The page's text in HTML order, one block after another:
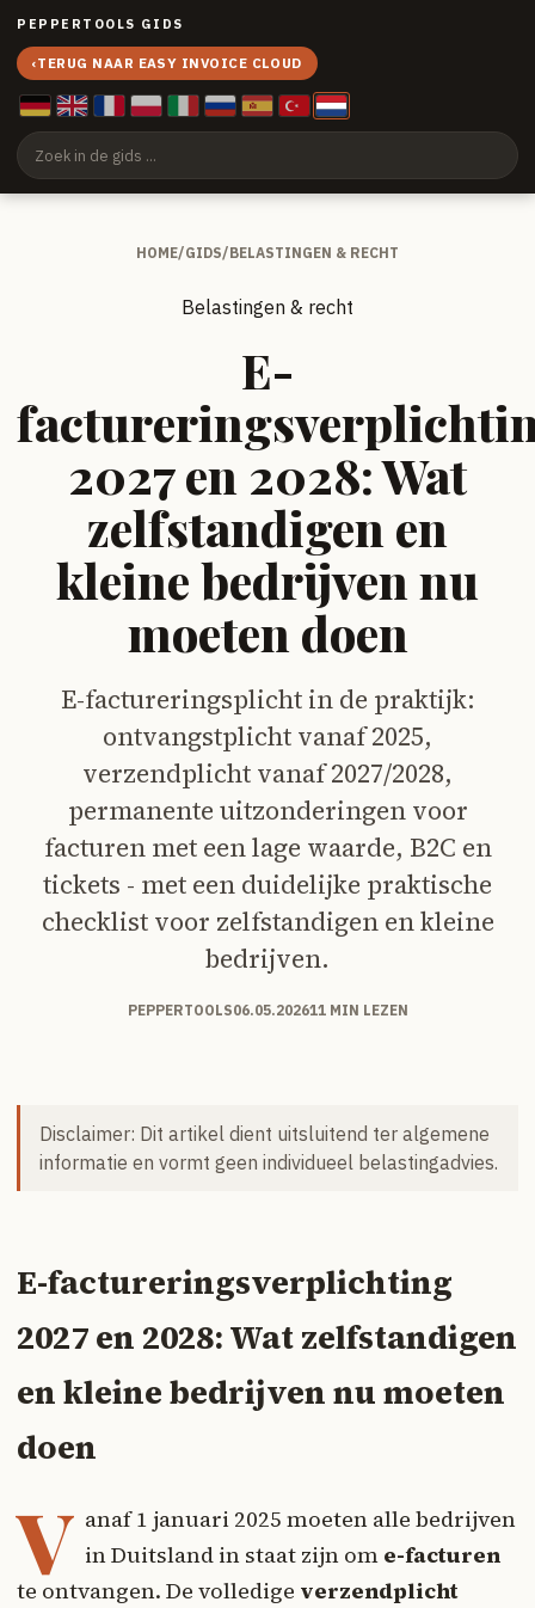
PEPPERTOOLS GIDS
‹TERUG NAAR EASY INVOICE CLOUD
HOME/GIDS/BELASTINGEN & RECHT
Belastingen & recht
E-
2027 en 2028: Wat
zelfstandigen en
kleine bedrijven nu
moeten doen
E-factureringsplicht in de praktijk:
ontvangstplicht vanaf 2025,
verzendplicht vanaf 2027/2028,
permanente uitzonderingen voor
facturen met een lage waarde, B2C en
tickets - met een duidelijke praktische
checklist voor zelfstandigen en kleine
bedrijven.
PEPPERTOOLS06.05.202611 MIN LEZEN
Disclaimer: Dit artikel dient uitsluitend ter algemene
informatie en vormt geen individueel belastingadvies.
E-factureringsverplichting
2027 en 2028: Wat zelfstandigen
en kleine bedrijven nu moeten
doen
V anaf 1 januari 2025 moeten alle bedrijven
in Duitsland in staat zijn om e-facturen
te ontvangen. De volledige verzendplicht